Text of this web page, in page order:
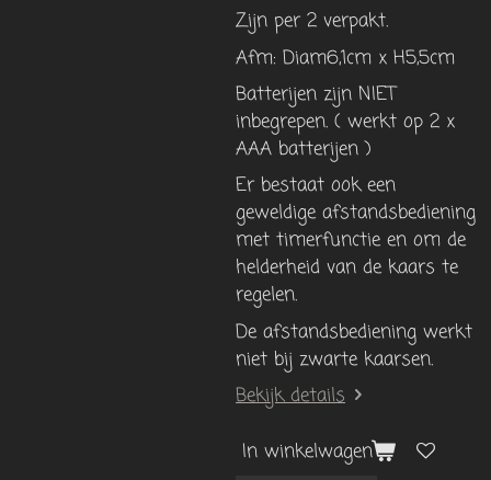
Zijn per 2 verpakt.
Afm: Diam6,1cm x H5,5cm
Batterijen zijn NIET
inbegrepen. ( werkt op 2 x
AAA batterijen )
Er bestaat ook een
geweldige afstandsbediening
met timerfunctie en om de
helderheid van de kaars te
regelen.
De afstandsbediening werkt
niet bij zwarte kaarsen.
Bekijk details
In winkelwagen